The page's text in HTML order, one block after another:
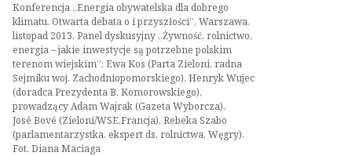
Konferencja „Energia obywatelska dla dobrego
klimatu. Otwarta debata o i przyszłości”, Warszawa,
listopad 2013. Panel dyskusyjny „Żywność, rolnictwo,
energia – jakie inwestycje są potrzebne polskim
terenom wiejskim”: Ewa Kos (Parta Zieloni, radna
Sejmiku woj. Zachodniopomorskiego), Henryk Wujec
(doradca Prezydenta B. Komorowskiego),
prowadzący Adam Wajrak (Gazeta Wyborcza),
José Bové (Zieloni/WSE,Francja), Rebeka Szabo
(parlamentarzystka, ekspert ds. rolnictwa, Węgry).
Fot. Diana Maciaga